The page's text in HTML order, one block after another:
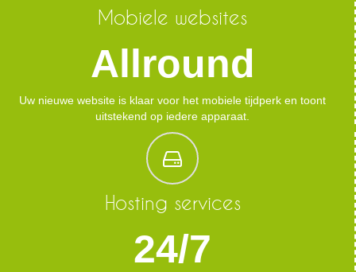
Mobiele websites
Allround
Uw nieuwe website is klaar voor het mobiele tijdperk en toont
uitstekend op iedere apparaat.
Hosting services
24/7